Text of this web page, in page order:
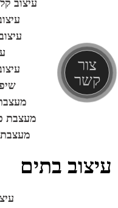
צור
קשר
עיצוב
מעצבת
עיצוב בתים